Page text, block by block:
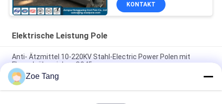
KONTAKT
Elektrische Leistung Pole
Anti- Ätzmittel 10-220KV Stahl-Electric Power Polen mit
Flansch überziehen Q345
Stahlflansch-Verbindungsart-elektrische Leistung Pole,
galvanisierter Pole mit Ankerbolzen
Zoe Tang